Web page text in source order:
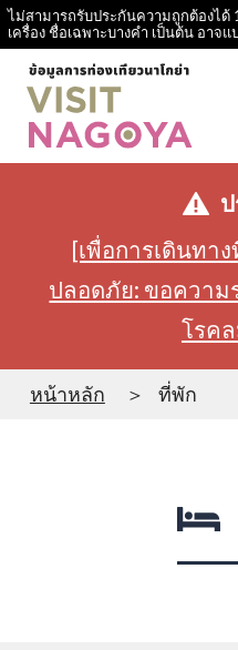
ไม่สามารถรับประกันความถูกต้องได้
เครื่อง ชื่อเฉพาะบางคำ เป็นต้น อาจ
[เพื่อการเดินทา
ปลอดภัย: ขอความ
โรค
หน้าหลัก ที่พัก